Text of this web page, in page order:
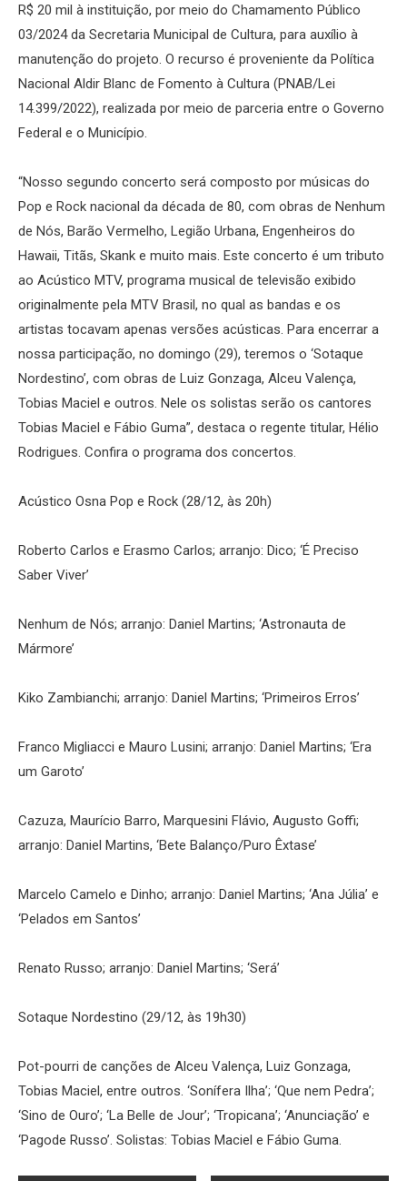
R$ 20 mil à instituição, por meio do Chamamento Público
03/2024 da Secretaria Municipal de Cultura, para auxílio à
manutenção do projeto. O recurso é proveniente da Política
Nacional Aldir Blanc de Fomento à Cultura (PNAB/Lei
14.399/2022), realizada por meio de parceria entre o Governo
Federal e o Município.
“Nosso segundo concerto será composto por músicas do
Pop e Rock nacional da década de 80, com obras de Nenhum
de Nós, Barão Vermelho, Legião Urbana, Engenheiros do
Hawaii, Titãs, Skank e muito mais. Este concerto é um tributo
ao Acústico MTV, programa musical de televisão exibido
originalmente pela MTV Brasil, no qual as bandas e os
artistas tocavam apenas versões acústicas. Para encerrar a
nossa participação, no domingo (29), teremos o ‘Sotaque
Nordestino’, com obras de Luiz Gonzaga, Alceu Valença,
Tobias Maciel e outros. Nele os solistas serão os cantores
Tobias Maciel e Fábio Guma”, destaca o regente titular, Hélio
Rodrigues. Confira o programa dos concertos.
Acústico Osna Pop e Rock (28/12, às 20h)
Roberto Carlos e Erasmo Carlos; arranjo: Dico; ‘É Preciso
Saber Viver’
Nenhum de Nós; arranjo: Daniel Martins; ‘Astronauta de
Mármore’
Kiko Zambianchi; arranjo: Daniel Martins; ‘Primeiros Erros’
Franco Migliacci e Mauro Lusini; arranjo: Daniel Martins; ‘Era
um Garoto’
Cazuza, Maurício Barro, Marquesini Flávio, Augusto Goffi;
arranjo: Daniel Martins, ‘Bete Balanço/Puro Êxtase’
Marcelo Camelo e Dinho; arranjo: Daniel Martins; ‘Ana Júlia’ e
‘Pelados em Santos’
Renato Russo; arranjo: Daniel Martins; ‘Será’
Sotaque Nordestino (29/12, às 19h30)
Pot-pourri de canções de Alceu Valença, Luiz Gonzaga,
Tobias Maciel, entre outros. ‘Sonífera Ilha’; ‘Que nem Pedra’;
‘Sino de Ouro’; ‘La Belle de Jour’; ‘Tropicana’; ‘Anunciação’ e
‘Pagode Russo’. Solistas: Tobias Maciel e Fábio Guma.